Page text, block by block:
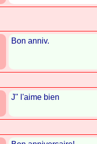
Bon anniv.
J" l'aime bien